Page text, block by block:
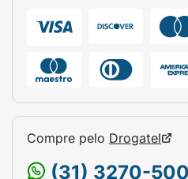
Compre pelo Drogatel
(31) 3270-